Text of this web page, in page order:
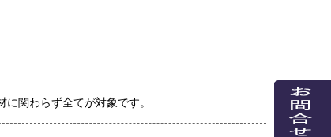
関わらず全てが対象です。